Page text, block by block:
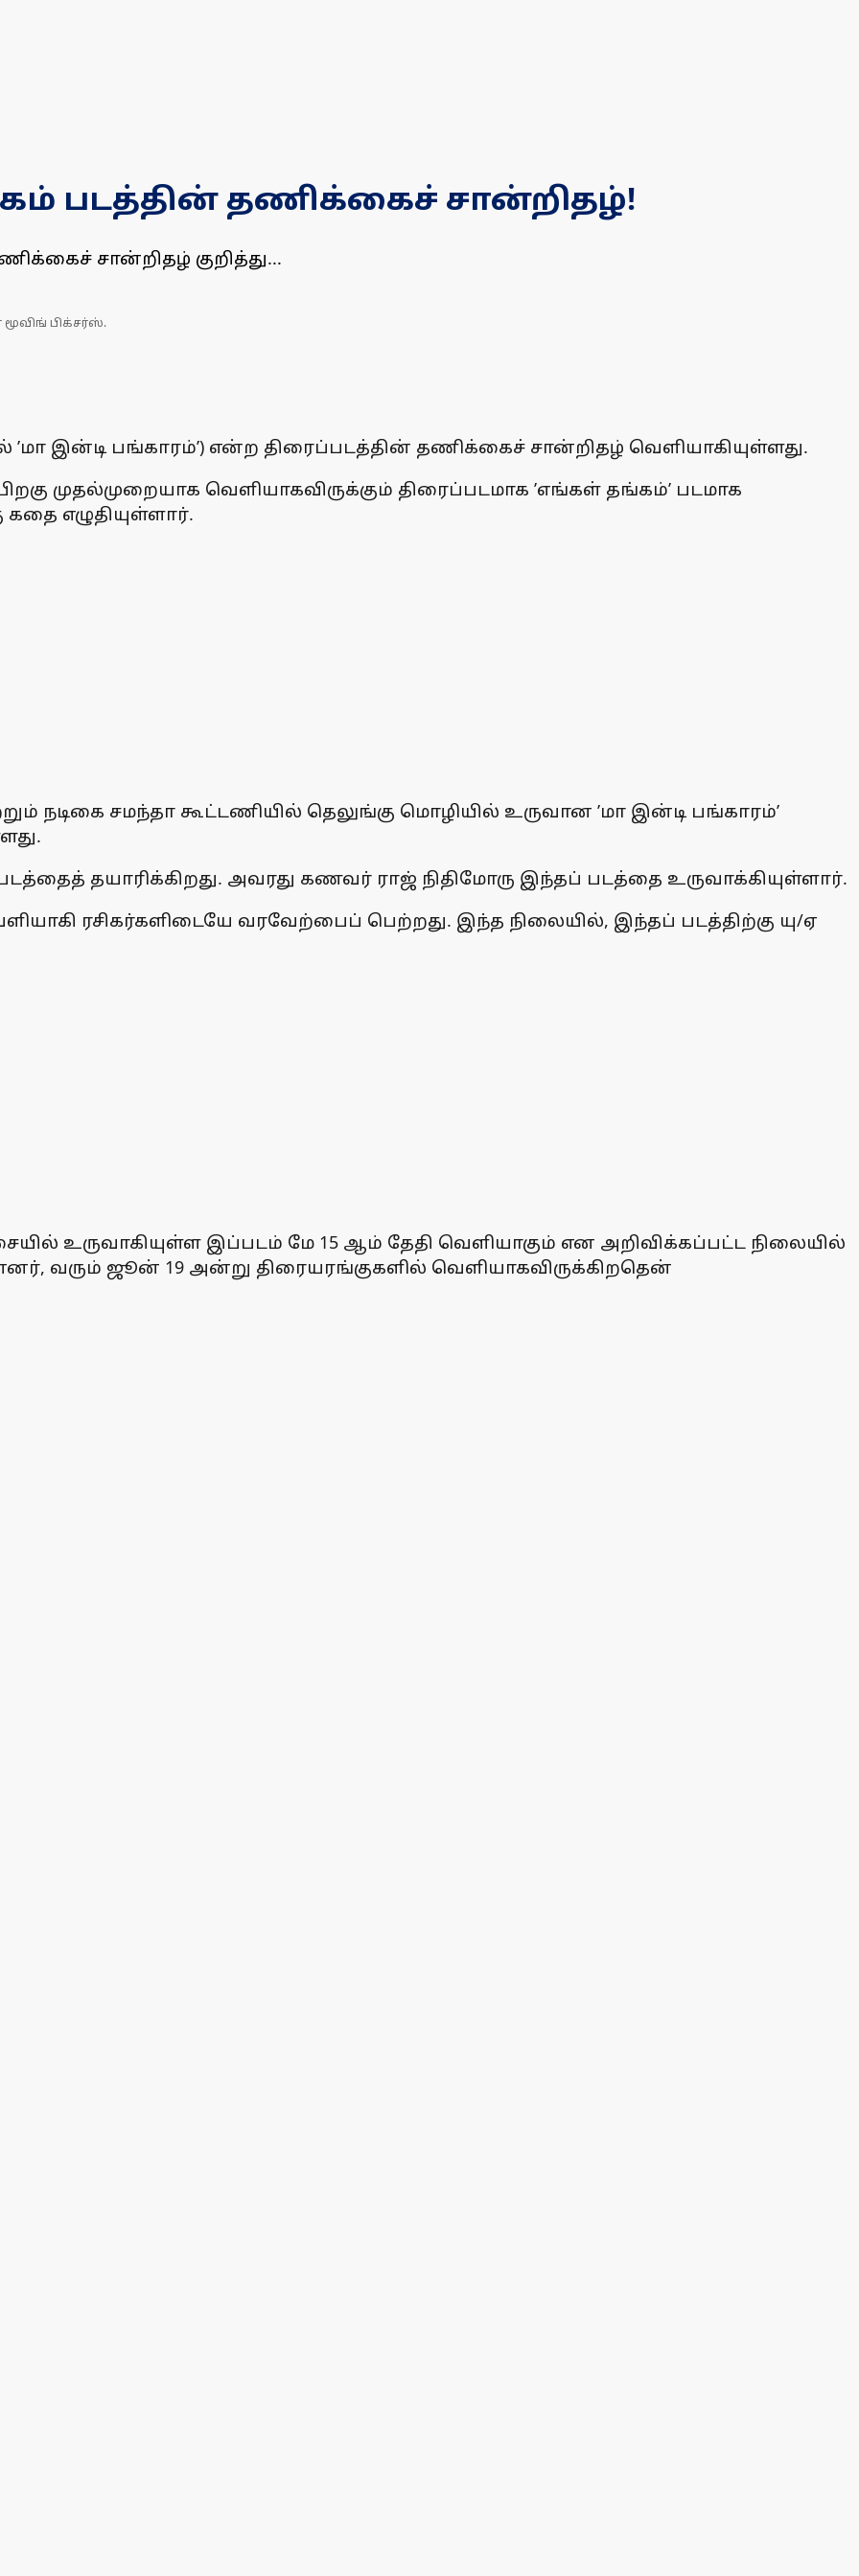
படத்தின் தணிக்கைச் சான்றிதழ்!
சான்றிதழ் குறித்து...
பிக்சர்ஸ்.
’மா இன்டி பங்காரம்’) என்ற திரைப்படத்தின் தணிக்கைச் சான்றிதழ் வெளியாகியுள்ளது.
முதல்முறையாக வெளியாகவிருக்கும் திரைப்படமாக ’எங்கள் தங்கம்’ படமாக
எழுதியுள்ளார்.
நடிகை சமந்தா கூட்டணியில் தெலுங்கு மொழியில் உருவான ’மா இன்டி பங்காரம்’
தயாரிக்கிறது. அவரது கணவர் ராஜ் நிதிமோரு இந்தப் படத்தை உருவாக்கியுள்ளார்.
ரசிகர்களிடையே வரவேற்பைப் பெற்றது. இந்த நிலையில், இந்தப் படத்திற்கு யு/ஏ
இப்படம் மே 15 ஆம் தேதி வெளியாகும் என அறிவிக்கப்பட்ட நிலையில்
வரும் ஜூன் 19 அன்று திரையரங்குகளில் வெளியாகவிருக்கிறதென்